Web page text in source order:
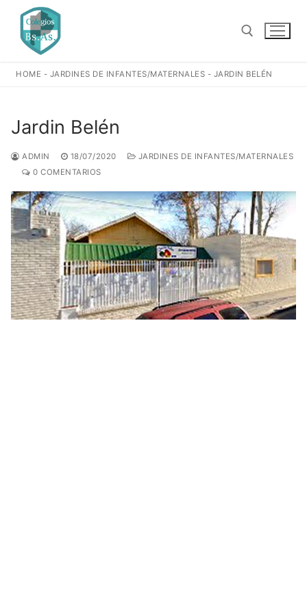
contenido
HOME - JARDINES DE INFANTES/MATERNALES - JARDIN BELÉN
Jardin Belén
ADMIN 18/07/2020
JARDINES DE INFANTES/MATERNALES
0 COMENTARIOS